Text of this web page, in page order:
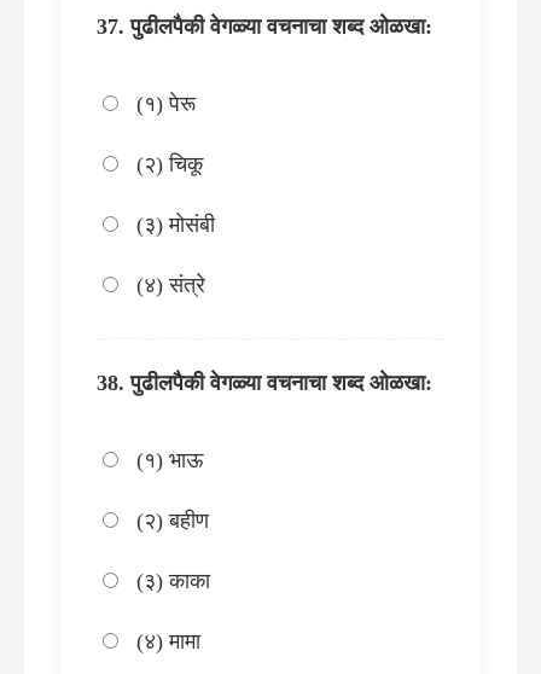
पुढीलपैकी वेगळ्या वचनाचा शब्द ओळखा:
(१) पेरू
(२) चिकू
(३) मोसंबी
(४) संत्रे
पुढीलपैकी वेगळ्या वचनाचा शब्द ओळखा:
(१) भाऊ
(२) बहीण
(३) काका
(४) मामा